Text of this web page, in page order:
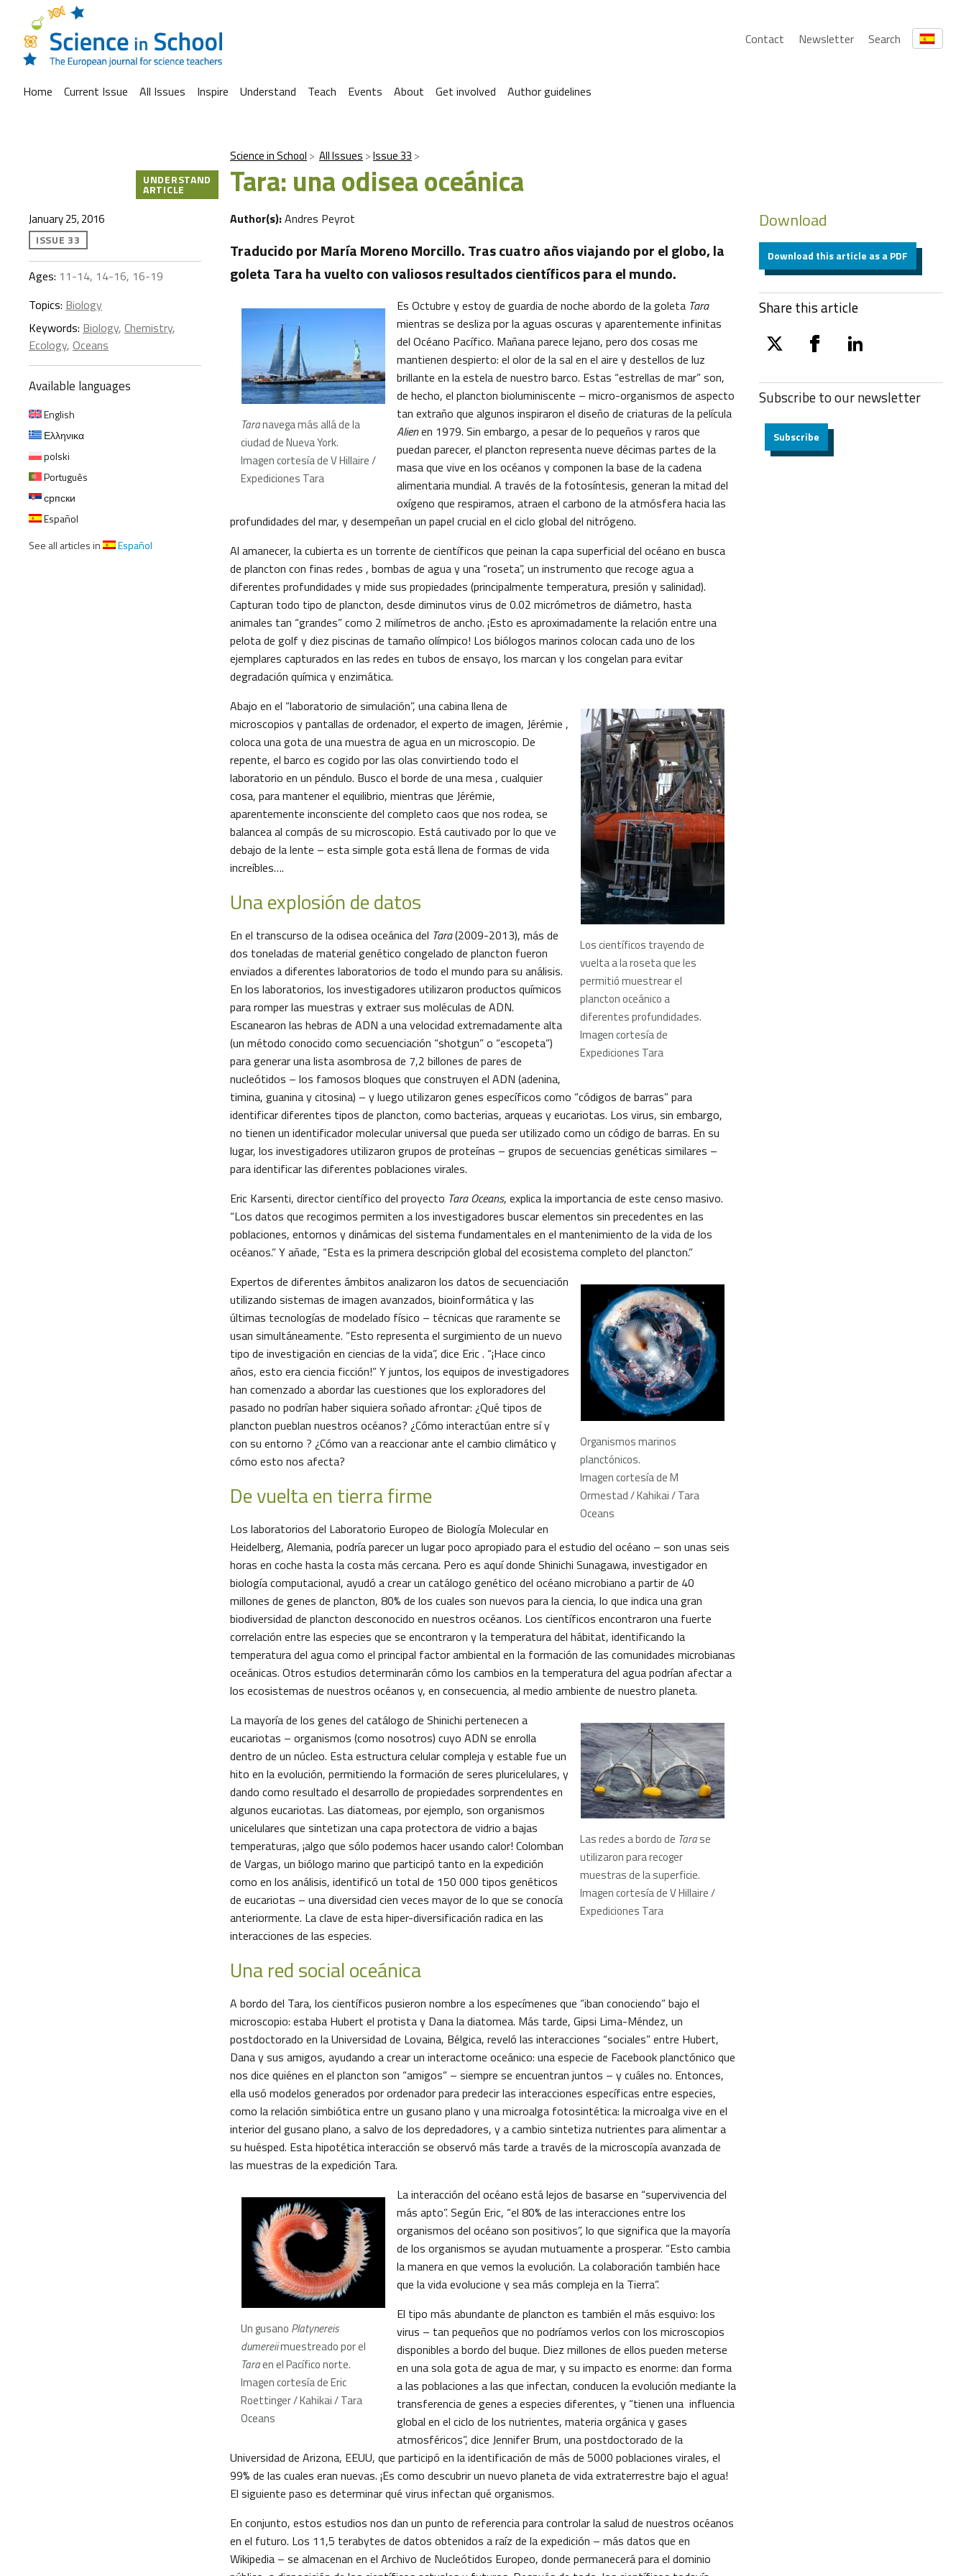
Contact Newsletter Search
Home Current Issue All Issues Inspire Understand Teach Events About Get involved Author guidelines
Science in School All Issues Issue 33
Tara: una odisea oceánica
UNDERSTAND
ARTICLE
January 25, 2016
ISSUE 33
Ages: 11-14, 14-16, 16-19
Topics: Biology
Keywords: Biology, Chemistry,
Ecology, Oceans
Available languages
English
Ελληνικα
polski
Português
српски
Español
See all articles in
Español
Author(s):Andres Peyrot
Traducido por María Moreno Morcillo. Tras cuatro años viajando por el globo, la
goleta Tara ha vuelto con valiosos resultados científicos para el mundo.
Taranavega más allá de la
ciudad de Nueva York.
Imagen cortesía de V Hillaire /
Expediciones Tara
Es Octubre y estoy de guardia de noche abordo de la goleta Tara
mientras se desliza por la aguas oscuras y aparentemente infinitas
del Océano Pacífico. Mañana parece lejano, pero dos cosas me
mantienen despierto: el olor de la sal en el aire y destellos de luz
brillante en la estela de nuestro barco. Estas “estrellas de mar” son,
de hecho, el plancton bioluminiscente – micro-organismos de aspecto
tan extraño que algunos inspiraron el diseño de criaturas de la película
Alienen 1979. Sin embargo, a pesar de lo pequeños y raros que
puedan parecer, el plancton representa nueve décimas partes de la
masa que vive en los océanos y componen la base de la cadena
alimentaria mundial. A través de la fotosíntesis, generan la mitad del
oxígeno que respiramos, atraen el carbono de la atmósfera hacia las
profundidades del mar, y desempeñan un papel crucial en el ciclo global del nitrógeno.
Al amanecer, la cubierta es un torrente de científicos que peinan la capa superficial del océano en busca
de plancton con finas redes , bombas de agua y una “roseta”, un instrumento que recoge agua a
diferentes profundidades y mide sus propiedades (principalmente temperatura, presión y salinidad).
Capturan todo tipo de plancton, desde diminutos virus de 0.02 micrómetros de diámetro, hasta
animales tan “grandes” como 2 milímetros de ancho. ¡Esto es aproximadamente la relación entre una
pelota de golf y diez piscinas de tamaño olímpico! Los biólogos marinos colocan cada uno de los
ejemplares capturados en las redes en tubos de ensayo, los marcan y los congelan para evitar
degradación química y enzimática.
Los científicos trayendo de
vuelta a la roseta que les
permitió muestrear el
plancton oceánico a
diferentes profundidades.
Imagen cortesía de
Expediciones Tara
Abajo en el “laboratorio de simulación”, una cabina llena de
microscopios y pantallas de ordenador, el experto de imagen, Jérémie ,
coloca una gota de una muestra de agua en un microscopio. De
repente, el barco es cogido por las olas convirtiendo todo el
laboratorio en un péndulo. Busco el borde de una mesa , cualquier
cosa, para mantener el equilibrio, mientras que Jérémie,
aparentemente inconsciente del completo caos que nos rodea, se
balancea al compás de su microscopio. Está cautivado por lo que ve
debajo de la lente – esta simple gota está llena de formas de vida
increíbles….
Una explosión de datos
En el transcurso de la odisea oceánica del Tara(2009-2013), más de
dos toneladas de material genético congelado de plancton fueron
enviados a diferentes laboratorios de todo el mundo para su análisis.
En los laboratorios, los investigadores utilizaron productos químicos
para romper las muestras y extraer sus moléculas de ADN.
Escanearon las hebras de ADN a una velocidad extremadamente alta
(un método conocido como secuenciación “shotgun” o “escopeta”)
para generar una lista asombrosa de 7,2 billones de pares de
nucleótidos – los famosos bloques que construyen el ADN (adenina,
timina, guanina y citosina) – y luego utilizaron genes específicos como “códigos de barras” para
identificar diferentes tipos de plancton, como bacterias, arqueas y eucariotas. Los virus, sin embargo,
no tienen un identificador molecular universal que pueda ser utilizado como un código de barras. En su
lugar, los investigadores utilizaron grupos de proteínas – grupos de secuencias genéticas similares –
para identificar las diferentes poblaciones virales.
Eric Karsenti, director científico del proyecto Tara Oceans, explica la importancia de este censo masivo.
“Los datos que recogimos permiten a los investigadores buscar elementos sin precedentes en las
poblaciones, entornos y dinámicas del sistema fundamentales en el mantenimiento de la vida de los
océanos.” Y añade, “Esta es la primera descripción global del ecosistema completo del plancton.”
Organismos marinos
planctónicos.
Imagen cortesía de M
Ormestad / Kahikai / Tara
Oceans
Expertos de diferentes ámbitos analizaron los datos de secuenciación
utilizando sistemas de imagen avanzados, bioinformática y las
últimas tecnologías de modelado físico – técnicas que raramente se
usan simultáneamente. “Esto representa el surgimiento de un nuevo
tipo de investigación en ciencias de la vida”, dice Eric . “¡Hace cinco
años, esto era ciencia ficción!” Y juntos, los equipos de investigadores
han comenzado a abordar las cuestiones que los exploradores del
pasado no podrían haber siquiera soñado afrontar: ¿Qué tipos de
plancton pueblan nuestros océanos? ¿Cómo interactúan entre sí y
con su entorno ? ¿Cómo van a reaccionar ante el cambio climático y
cómo esto nos afecta?
De vuelta en tierra firme
Los laboratorios del Laboratorio Europeo de Biología Molecular en
Heidelberg, Alemania, podría parecer un lugar poco apropiado para el estudio del océano – son unas seis
horas en coche hasta la costa más cercana. Pero es aquí donde Shinichi Sunagawa, investigador en
biología computacional, ayudó a crear un catálogo genético del océano microbiano a partir de 40
millones de genes de plancton, 80% de los cuales son nuevos para la ciencia, lo que indica una gran
biodiversidad de plancton desconocido en nuestros océanos. Los científicos encontraron una fuerte
correlación entre las especies que se encontraron y la temperatura del hábitat, identificando la
temperatura del agua como el principal factor ambiental en la formación de las comunidades microbianas
oceánicas. Otros estudios determinarán cómo los cambios en la temperatura del agua podrían afectar a
los ecosistemas de nuestros océanos y, en consecuencia, al medio ambiente de nuestro planeta.
Las redes a bordo de Tarase
utilizaron para recoger
muestras de la superficie.
Imagen cortesía de V Hillaire /
Expediciones Tara
La mayoría de los genes del catálogo de Shinichi pertenecen a
eucariotas – organismos (como nosotros) cuyo ADN se enrolla
dentro de un núcleo. Esta estructura celular compleja y estable fue un
hito en la evolución, permitiendo la formación de seres pluricelulares, y
dando como resultado el desarrollo de propiedades sorprendentes en
algunos eucariotas. Las diatomeas, por ejemplo, son organismos
unicelulares que sintetizan una capa protectora de vidrio a bajas
temperaturas, ¡algo que sólo podemos hacer usando calor! Colomban
de Vargas, un biólogo marino que participó tanto en la expedición
como en los análisis, identificó un total de 150 000 tipos genéticos
de eucariotas – una diversidad cien veces mayor de lo que se conocía
anteriormente. La clave de esta hiper-diversificación radica en las
interacciones de las especies.
Una red social oceánica
A bordo del Tara, los científicos pusieron nombre a los especímenes que “iban conociendo” bajo el
microscopio: estaba Hubert el protista y Dana la diatomea. Más tarde, Gipsi Lima-Méndez, un
postdoctorado en la Universidad de Lovaina, Bélgica, reveló las interacciones “sociales” entre Hubert,
Dana y sus amigos, ayudando a crear un interactome oceánico: una especie de Facebook planctónico que
nos dice quiénes en el plancton son “amigos” – siempre se encuentran juntos – y cuáles no. Entonces,
ella usó modelos generados por ordenador para predecir las interacciones específicas entre especies,
como la relación simbiótica entre un gusano plano y una microalga fotosintética: la microalga vive en el
interior del gusano plano, a salvo de los depredadores, y a cambio sintetiza nutrientes para alimentar a
su huésped. Esta hipotética interacción se observó más tarde a través de la microscopía avanzada de
las muestras de la expedición Tara.
Un gusano Platynereis
dumereiimuestreado por el
Taraen el Pacífico norte.
Imagen cortesía de Eric
Roettinger / Kahikai / Tara
Oceans
La interacción del océano está lejos de basarse en “supervivencia del
más apto”. Según Eric, “el 80% de las interacciones entre los
organismos del océano son positivos”, lo que significa que la mayoría
de los organismos se ayudan mutuamente a prosperar. “Esto cambia
la manera en que vemos la evolución. La colaboración también hace
que la vida evolucione y sea más compleja en la Tierra”.
El tipo más abundante de plancton es también el más esquivo: los
virus – tan pequeños que no podríamos verlos con los microscopios
disponibles a bordo del buque. Diez millones de ellos pueden meterse
en una sola gota de agua de mar, y su impacto es enorme: dan forma
a las poblaciones a las que infectan, conducen la evolución mediante la
transferencia de genes a especies diferentes, y “tienen una influencia
global en el ciclo de los nutrientes, materia orgánica y gases
atmosféricos”, dice Jennifer Brum, una postdoctorado de la
Universidad de Arizona, EEUU, que participó en la identificación de más de 5000 poblaciones virales, el
99% de las cuales eran nuevas. ¡Es como descubrir un nuevo planeta de vida extraterrestre bajo el agua!
El siguiente paso es determinar qué virus infectan qué organismos.
En conjunto, estos estudios nos dan un punto de referencia para controlar la salud de nuestros océanos
en el futuro. Los 11,5 terabytes de datos obtenidos a raíz de la expedición – más datos que en
Wikipedia – se almacenan en el Archivo de Nucleótidos Europeo, donde permanecerá para el dominio
Download
Download this article as a PDF
Share this article
twitter facebooklinkedin
Subscribe to ournewsletter
Subscribe